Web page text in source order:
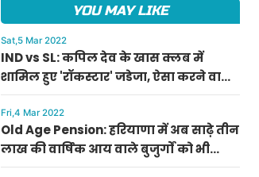
YOU MAY LIKE
Sat,5 Mar 2022
IND vs SL: कपिल देव के खास क्लब में
शामिल हुए 'रॉकस्टार' जडेजा, ऐसा करने वाले
बने मात्र दूसरे भारतीय
Fri,4 Mar 2022
Old Age Pension: हरियाणा में अब साढ़े तीन
लाख की वार्षिक आय वाले बुजुर्गों को भी
मिलेगी बुढ़ापा पेंशन, सीएम मनोहर लाल का